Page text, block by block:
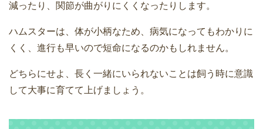
減ったり、関節が曲がりにくくなったりします。
ハムスターは、体が小柄なため、病気になってもわかりに
くく、進行も早いので短命になるのかもしれません。
どちらにせよ、長く一緒にいられないことは飼う時に意識
して大事に育てて上げましょう。